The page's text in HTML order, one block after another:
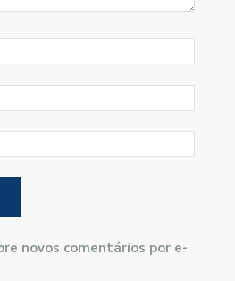
novos comentários por e-